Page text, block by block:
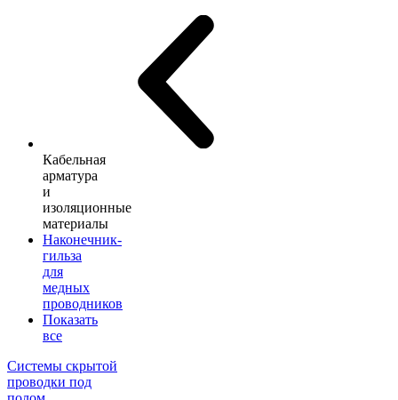
Кабельная
арматура
и
изоляционные
материалы
Наконечник-
гильза
для
медных
проводников
Показать
все
Системы скрытой
проводки под